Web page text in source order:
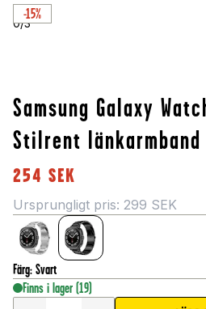
-15%
0/3
Samsung Galaxy
Stilrent
254 SEK
Ursprungligt pris: 299 SEK
Färg: Svart
Finns i lager (19)